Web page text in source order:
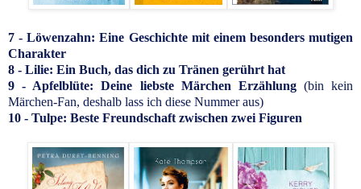
7 - Löwenzahn: Eine Geschichte mit einem besonders mutigen
Charakter
8 - Lilie: Ein Buch, das dich zu Tränen gerührt hat
9 - Apfelblüte: Deine liebste Märchen Erzählung (bin kein
Märchen-Fan, deshalb lass ich diese Nummer aus)
10 - Tulpe: Beste Freundschaft zwischen zwei Figuren